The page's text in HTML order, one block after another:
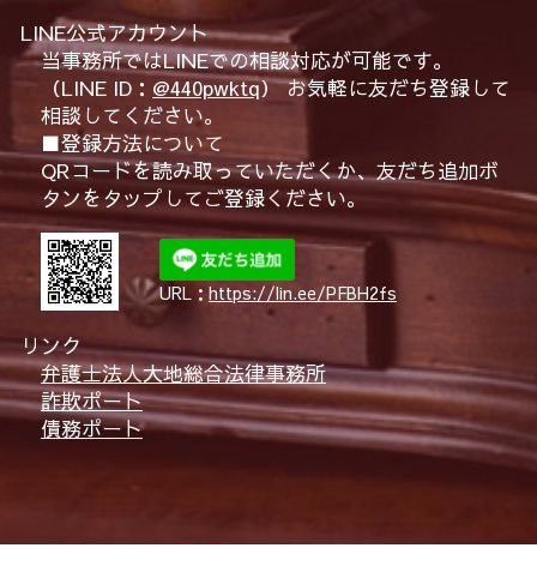
LINE公式アカウント
当事務所ではLINEでの相談対応が可能です。
（LINE ID： @440pwktq） お気軽に友だち登録して
相談してください。
■登録方法について
QRコードを読み取っていただくか、友だち追加ボ
タンをタップしてご登録ください。
URL： https://lin.ee/PFBH2fs
リンク
弁護士法人大地総合法律事務所
詐欺ポート
債務ポート